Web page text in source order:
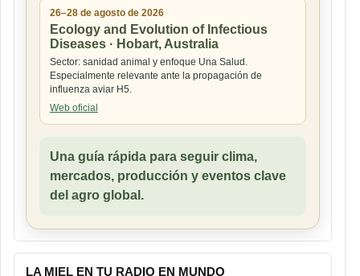
26–28 de agosto de 2026
Ecology and Evolution of Infectious
Diseases · Hobart, Australia
Sector: sanidad animal y enfoque Una Salud.
Especialmente relevante ante la propagación de
influenza aviar H5.
Web oficial
Una guía rápida para seguir clima,
mercados, producción y eventos clave
del agro global.
LA MIEL EN TU RADIO EN MUNDO